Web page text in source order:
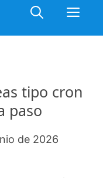
tipo cron
paso
de 2026